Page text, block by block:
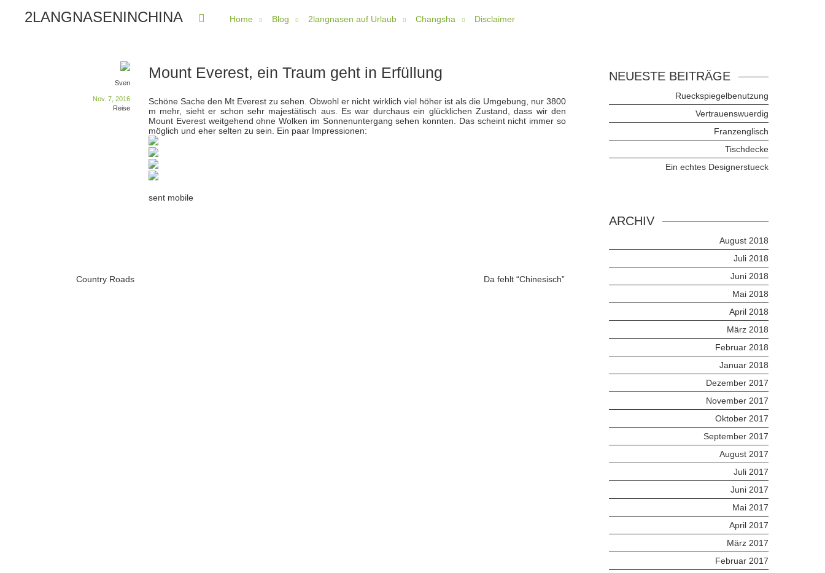
2LANGNASENINCHINA Home Blog 2langnasen auf Urlaub Changsha Disclaimer
Mount Everest, ein Traum geht in Erfüllung
Sven
Nov. 7, 2016
Reise
Schöne Sache den Mt Everest zu sehen. Obwohl er nicht wirklich viel höher ist als die Umgebung, nur 3800
m mehr, sieht er schon sehr majestätisch aus. Es war durchaus ein glücklichen Zustand, dass wir den
Mount Everest weitgehend ohne Wolken im Sonnenuntergang sehen konnten. Das scheint nicht immer so
möglich und eher selten zu sein. Ein paar Impressionen:
sent mobile
Country Roads Da fehlt “Chinesisch”
NEUESTE BEITRÄGE
Rueckspiegelbenutzung
Vertrauenswuerdig
Franzenglisch
Tischdecke
Ein echtes Designerstueck
ARCHIV
August 2018
Juli 2018
Juni 2018
Mai 2018
April 2018
März 2018
Februar 2018
Januar 2018
Dezember 2017
November 2017
Oktober 2017
September 2017
August 2017
Juli 2017
Juni 2017
Mai 2017
April 2017
März 2017
Februar 2017